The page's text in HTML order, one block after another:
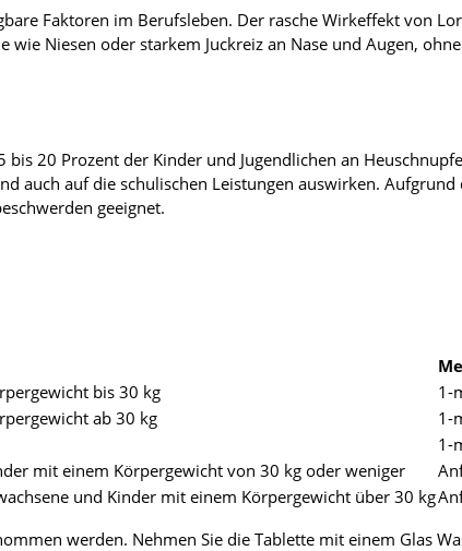
Faktoren im Berufsleben. Der rasche Wirkeffekt von
Niesen oder starkem Juckreiz an Nase und Augen,
20 Prozent der Kinder und Jugendlichen an
auch auf die schulischen Leistungen auswirken.
geeignet.
bis 30 kg
1-
ab 30 kg
1-
1-
mit einem Körpergewicht von 30 kg oder weniger
und Kinder mit einem Körpergewicht über 30 kg
werden. Nehmen Sie die Tablette mit einem Glas